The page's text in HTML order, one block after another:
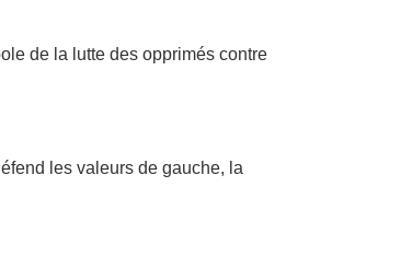
de la lutte des opprimés contre
les valeurs de gauche, la